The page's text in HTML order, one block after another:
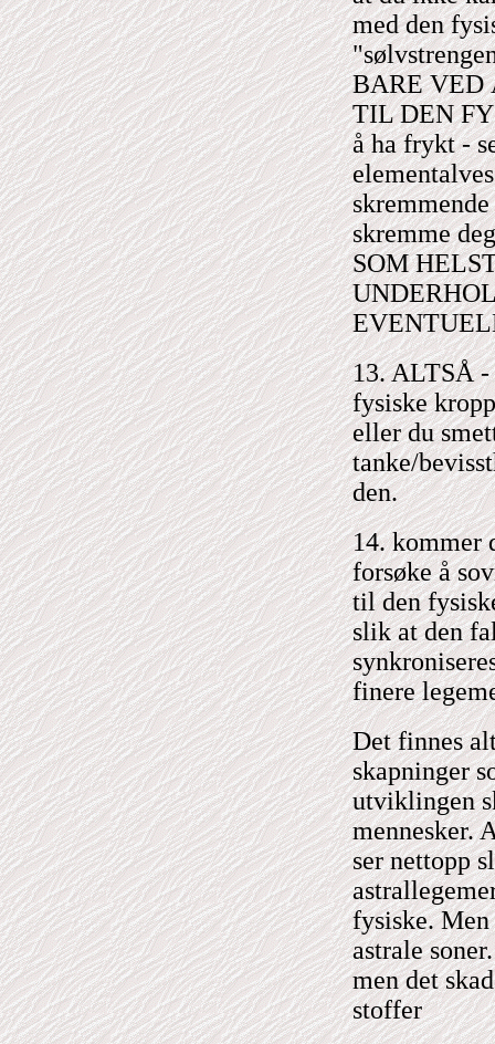
med den
BARE VED
TIL DEN
å ha frykt -
skremme
SOM
13. ALTSÅ -
fysiske
eller du
tanke/
den.
14. kommer
forsøke å
til den
slik at den
finere
Det finnes
skapninger
utviklingen
mennesker.
ser nettopp
fysiske.
astrale
men det
stoffer